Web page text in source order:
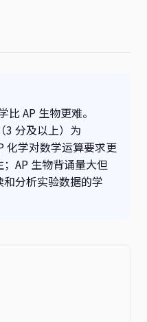
AP 生物更难。
3 分及以上）为
化学对数学运算要求更
AP 生物背诵量大但
分析实验数据的学